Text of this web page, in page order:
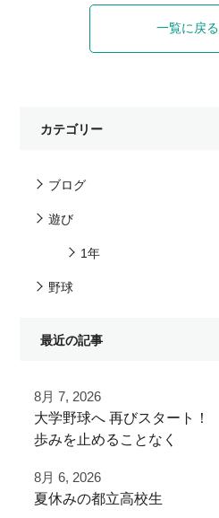
一覧に戻る
カテゴリー
ブログ
遊び
1年
野球
最近の記事
8月 7, 2026
⁡大学野球へ⁡ 再びスタート！⁡
⁡⁡歩みを止めることなく⁡
⁡頑張って
8月 6, 2026
夏休みの都立高校生